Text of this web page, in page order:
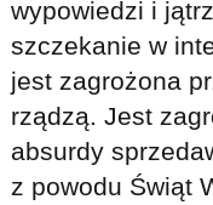
wypowiedzi i
szczekanie w
jest zagrożona
rządzą. Jest
absurdy
z powodu Świąt